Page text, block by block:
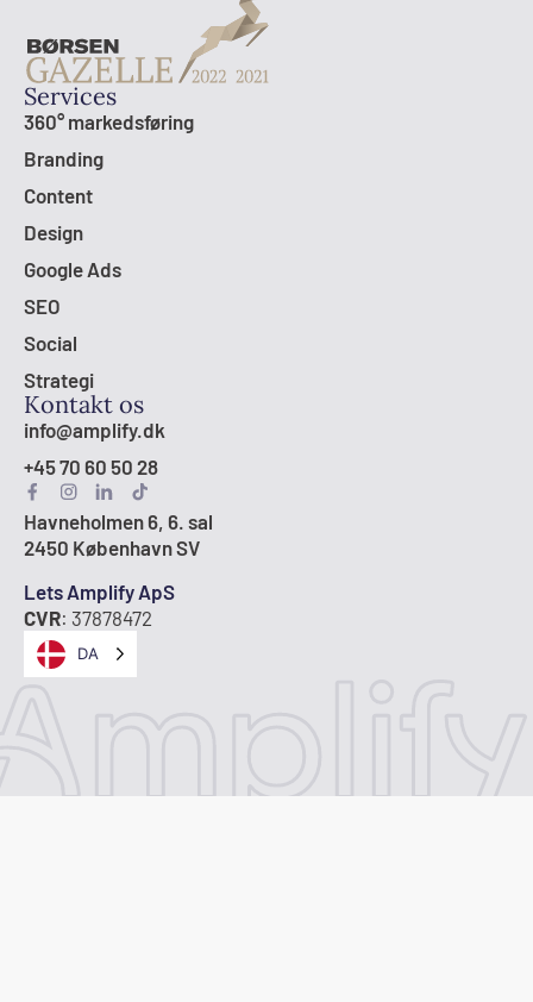
Services
360° markedsføring
Branding
Content
Design
Google Ads
SEO
Social
Strategi
Kontakt os
info@amplify.dk
+45 70 60 50 28
Havneholmen 6, 6. sal
2450 København SV
Lets Amplify ApS
CVR: 37878472
DA